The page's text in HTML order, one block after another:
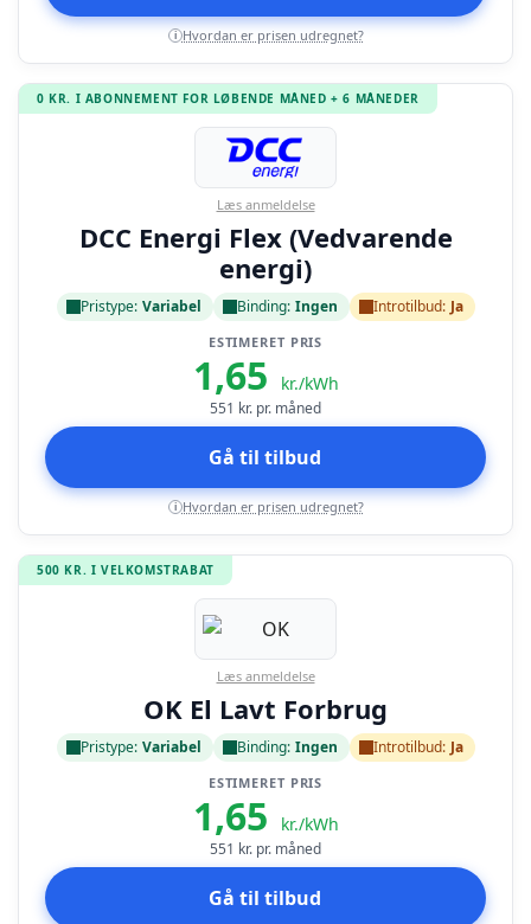
i Hvordan er prisen udregnet?
0 KR. I ABONNEMENT FOR LØBENDE MÅNED + 6 MÅNEDER
Læs anmeldelse
DCC Energi Flex (Vedvarende
energi)
Pristype: Variabel Binding: Ingen Introtilbud: Ja
ESTIMERET PRIS
1,65 kr./kWh
551 kr. pr. måned
Gå til tilbud
i Hvordan er prisen udregnet?
500 KR. I VELKOMSTRABAT
Læs anmeldelse
OK El Lavt Forbrug
Pristype: Variabel Binding: Ingen Introtilbud: Ja
ESTIMERET PRIS
1,65 kr./kWh
551 kr. pr. måned
Gå til tilbud